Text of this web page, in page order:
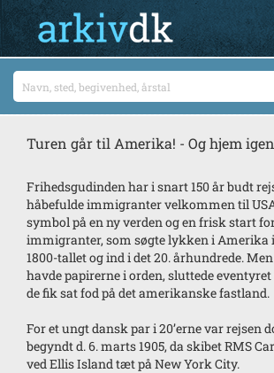
Turen går til Amerika! - Og hjem igen
Frihedsgudinden har i snart 150 år budt
håbefulde immigranter velkommen til
symbol på en ny verden og en frisk start
immigranter, som søgte lykken i Amerika
1800-tallet og ind i det 20. århundrede.
havde papirerne i orden, sluttede
de fik sat fod på det amerikanske fastland.
For et ungt dansk par i 20’erne var rejsen
begyndt d. 6. marts 1905, da skibet RMS
ved Ellis Island tæt på New York City.